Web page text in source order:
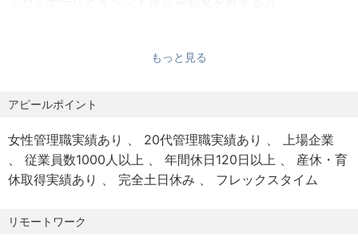
※テレワーク規程に準ずる。業務や状況により、出社が必要
資格取得支援 取得一時金支給・受験料補助制度（当社規定
サブスク手当（当社規定により支給）
在宅勤務手当（当社規定により支給）
育児手当（当社規定により支給）
介護休業制度
・組織内においてマネジメントやそれに準ずる経験のある
・弊社選考へのご応募については【1職種】とさせていただ
いております。
複数職種での応募受付はできかねますので、予めご了承
もっと見る
アピールポイント
女性管理職実績あり 20代管理職実績あり
上場企業
従業員数1000人以上
年間休日120日以上
産休・育
休取得実績あり
完全土日休み フレックスタイム
リモートワーク